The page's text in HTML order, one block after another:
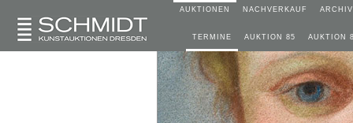
AUKTIONEN NACHVERKAUF ARCHIV
TERMINE AUKTION 85 AUKTION